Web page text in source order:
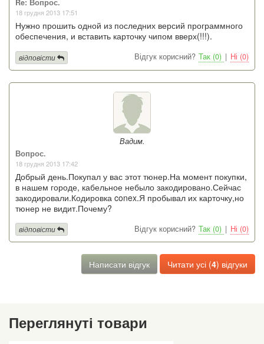
Re: Вопрос.
18 грудня 2013 17:51
Нужно прошить одной из последних версий программного
обеспечения, и вставить карточку чипом вверх(!!!).
Відгук корисний? Так (0) | Ні (0)
відповісти
Вадим.
Вопрос.
18 грудня 2013 17:42
Добрый день.Покупал у вас этот тюнер.На момент покупки,
в нашем городе, кабельное небыло закодировано.Сейчас
закодировали.Кодировка conex.Я пробывал их карточку,но
тюнер не видит.Почему?
Відгук корисний? Так (0) | Ні (0)
відповісти
Написати відгук Читати усі (4) відгуки
Переглянуті товари